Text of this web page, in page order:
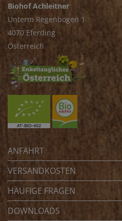
Biohof Achleitner
Unterm Regenbogen 1
4070 Eferding
Österreich
ANFAHRT
VERSANDKOSTEN
HÄUFIGE FRAGEN
DOWNLOADS